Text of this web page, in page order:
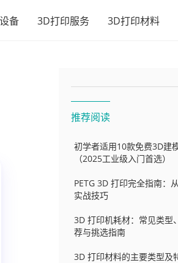
备 3D打印服务 3D打印材料
推荐阅读
初学者适用10款免费3D建
（2025工业级入门首选）
PETG 3D 打印完全指南：
实战技巧
3D 打印机耗材：常见类型
荐与挑选指南
3D 打印材料的主要类型及